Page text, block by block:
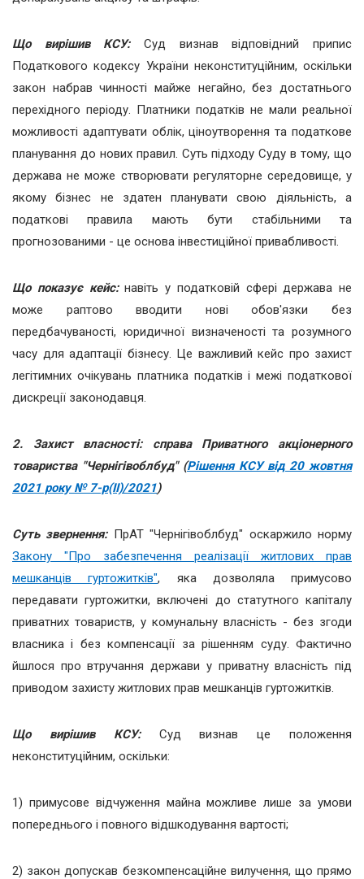
Що вирішив КСУ:Суд визнав відповідний припис
Податкового кодексу України неконституційним, оскільки
закон набрав чинності майже негайно, без достатнього
перехідного періоду. Платники податків не мали реальної
можливості адаптувати облік, ціноутворення та податкове
планування до нових правил. Суть підходу Суду в тому, що
держава не може створювати регуляторне середовище, у
якому бізнес не здатен планувати свою діяльність, а
податкові правила мають бути стабільними та
прогнозованими - це основа інвестиційної привабливості.
Що показує кейс:навіть у податковій сфері держава не
може раптово вводити нові обов'язки без
передбачуваності, юридичної визначеності та розумного
часу для адаптації бізнесу. Це важливий кейс про захист
легітимних очікувань платника податків і межі податкової
дискреції законодавця.
2. Захист власності: справа Приватного акціонерного
товариства "Чернігівоблбуд" (Рішення КСУ від 20 жовтня
2021 року № 7-р(ІІ)/2021)
Суть звернення: ПрАТ "Чернігівоблбуд" оскаржило норму
Закону "Про забезпечення реалізації житлових прав
мешканців гуртожитків", яка дозволяла примусово
передавати гуртожитки, включені до статутного капіталу
приватних товариств, у комунальну власність - без згоди
власника і без компенсації за рішенням суду. Фактично
йшлося про втручання держави у приватну власність під
приводом захисту житлових прав мешканців гуртожитків.
Що вирішив КСУ: Суд визнав це положення
неконституційним, оскільки:
1) примусове відчуження майна можливе лише за умови
попереднього і повного відшкодування вартості;
2) закон допускав безкомпенсаційне вилучення, що прямо